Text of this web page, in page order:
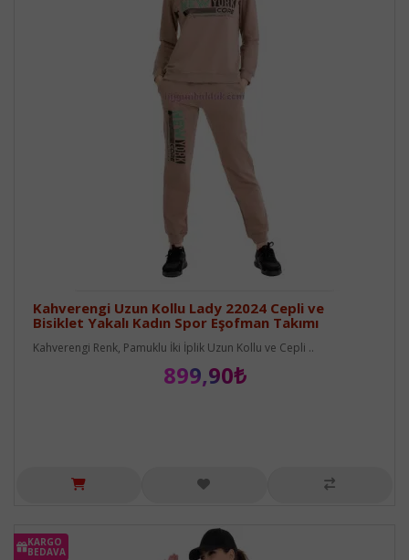
Kahverengi Uzun Kollu Lady 22024 Cepli ve
Bisiklet Yakalı Kadın Spor Eşofman Takımı
Kahverengi Renk, Pamuklu İki İplik Uzun Kollu ve Cepli ..
899,90₺
KARGO
BEDAVA